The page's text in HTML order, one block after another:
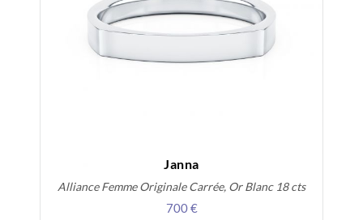
Janna
Alliance Femme Originale Carrée, Or Blanc 18 cts
700 €